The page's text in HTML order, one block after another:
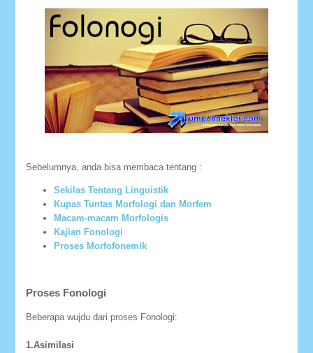
Sebelumnya, anda bisa membaca tentang :
Sekilas Tentang Linguistik
Kupas Tuntas Morfologi dan Morfem
Macam-macam Morfologis
Kajian Fonologi
Proses Morfofonemik
Proses Fonologi
Beberapa wujdu dari proses Fonologi:
1.Asimilasi